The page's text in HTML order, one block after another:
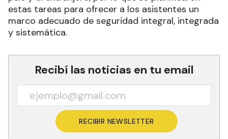
estas tareas para ofrecer a los asistentes un
marco adecuado de seguridad integral, integrada
y sistemática.
Recibí las noticias en tu email
RECIBIR NEWSLETTER